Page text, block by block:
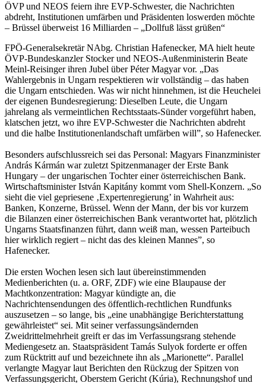
ÖVP und NEOS feiern ihre EVP-Schwester, die Nachrichten
abdreht, Institutionen umfärben und Präsidenten loswerden möchte
– Brüssel überweist 16 Milliarden – „Dollfuß lässt grüßen“
FPÖ-Generalsekretär NAbg. Christian Hafenecker, MA hielt heute
ÖVP-Bundeskanzler Stocker und NEOS-Außenministerin Beate
Meinl-Reisinger ihren Jubel über Péter Magyar vor. „Das
Wahlergebnis in Ungarn respektieren wir vollständig – das haben
die Ungarn entschieden. Was wir nicht hinnehmen, ist die Heuchelei
der eigenen Bundesregierung: Dieselben Leute, die Ungarn
jahrelang als vermeintlichen Rechtsstaats-Sünder vorgeführt haben,
klatschen jetzt, wo ihre EVP-Schwester die Nachrichten abdreht
und die halbe Institutionenlandschaft umfärben will”, so Hafenecker.
Besonders aufschlussreich sei das Personal: Magyars Finanzminister
András Kármán war zuletzt Spitzenmanager der Erste Bank
Hungary – der ungarischen Tochter einer österreichischen Bank.
Wirtschaftsminister István Kapitány kommt vom Shell-Konzern. „So
sieht die viel gepriesene ‚Expertenregierung’ in Wahrheit aus:
Banken, Konzerne, Brüssel. Wenn der Mann, der bis vor kurzem
die Bilanzen einer österreichischen Bank verantwortet hat, plötzlich
Ungarns Staatsfinanzen führt, dann weiß man, wessen Parteibuch
hier wirklich regiert – nicht das des kleinen Mannes”, so
Hafenecker.
Die ersten Wochen lesen sich laut übereinstimmenden
Medienberichten (u. a. ORF, ZDF) wie eine Blaupause der
Machtkonzentration: Magyar kündigte an, die
Nachrichtensendungen des öffentlich-rechtlichen Rundfunks
auszusetzen – so lange, bis „eine unabhängige Berichterstattung
gewährleistet“ sei. Mit seiner verfassungsändernden
Zweidrittelmehrheit greift er das im Verfassungsrang stehende
Mediengesetz an. Staatspräsident Tamás Sulyok forderte er offen
zum Rücktritt auf und bezeichnete ihn als „Marionette“. Parallel
verlangte Magyar laut Berichten den Rückzug der Spitzen von
Verfassungsgericht, Oberstem Gericht (Kúria), Rechnungshof und